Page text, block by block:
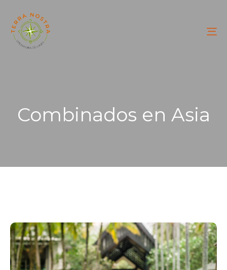
Combinados en Asia